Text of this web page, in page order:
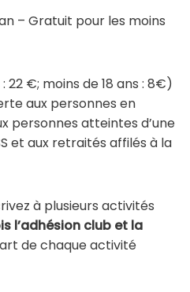
– Gratuit pour les moins
22 €; moins de 18 ans : 8€)
aux personnes en
personnes atteintes d’une
et aux retraités affilés à la
à plusieurs activités
l’adhésion club et la
de chaque activité